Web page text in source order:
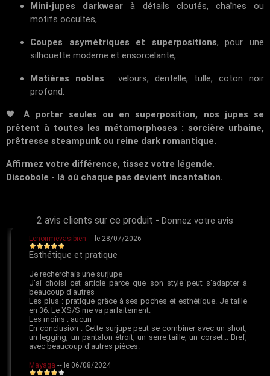
Mini-jupes darkwear à détails cloutés, chaînes ou
motifs occultes,
Coupes asymétriques et superpositions, pour une
silhouette moderne et ensorcelante,
Matières nobles : velours, dentelle, tulle, coton noir
profond.
🖤À porter seules ou en superposition, nos jupes se
prêtent à toutes les métamorphoses : sorcière urbaine,
prêtresse steampunk ou reine dark romantique.
Affirmez votre différence, tissez votre légende.
Discobole - là où chaque pas devient incantation.
2 avis clients sur ce produit - Donnez votre avis